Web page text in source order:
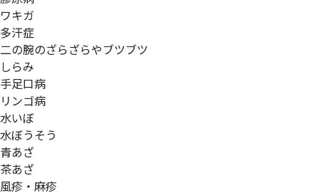
ワキガ
多汗症
二の腕のざらざらやブツブツ
しらみ
手足口病
リンゴ病
水いぼ
水ぼうそう
青あざ
茶あざ
風疹・麻疹